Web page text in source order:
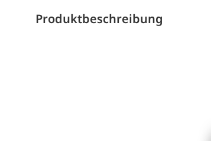
Produktbeschreibung